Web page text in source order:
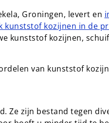
Groningen, levert en
kunststof kozijnen in de
kunststof kozijnen,
van kunststof
Ze zijn bestand tegen